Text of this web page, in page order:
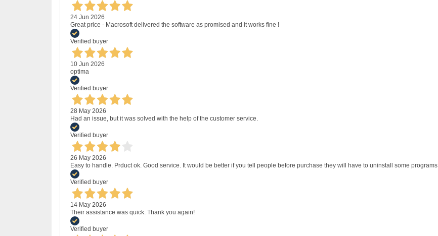
24 Jun 2026
Great price - Macrosoft delivered the software as promised and it works fine !
Verified buyer
10 Jun 2026
optima
Verified buyer
28 May 2026
Had an issue, but it was solved with the help of the customer service.
Verified buyer
26 May 2026
Easy to handle. Prduct ok. Good service. It would be better if you tell people before purchase they will have to uninstall some programs.
Verified buyer
14 May 2026
Their assistance was quick. Thank you again!
Verified buyer